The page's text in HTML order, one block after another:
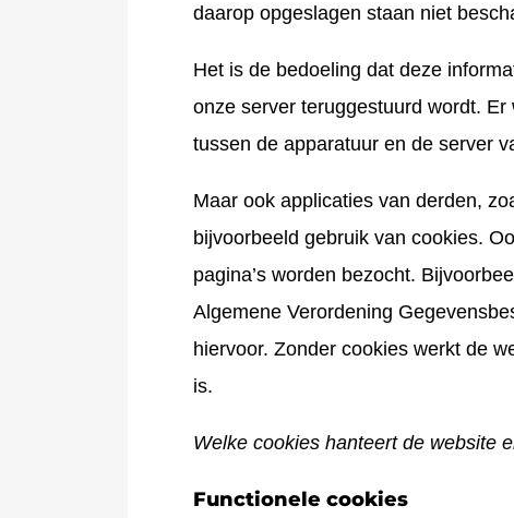
daarop opgeslagen staan niet
Het is de bedoeling dat deze
onze server teruggestuurd wordt.
tussen de apparatuur en de server
Maar ook applicaties van derden,
bijvoorbeeld gebruik van cookies.
pagina’s worden bezocht.
Algemene Verordening
hiervoor. Zonder cookies werkt de
is.
Welke cookies hanteert de website
Functionele cookies